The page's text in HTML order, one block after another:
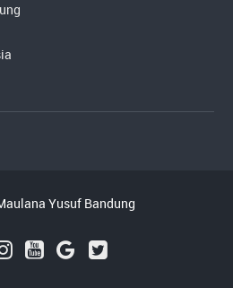
Yusuf Bandung